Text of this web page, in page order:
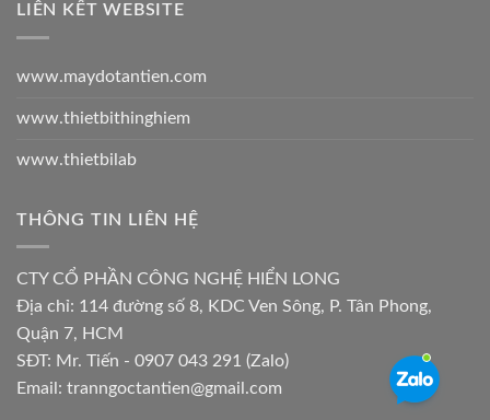
LIÊN KẾT WEBSITE
www.maydotantien.com
www.thietbithinghiem
www.thietbilab
THÔNG TIN LIÊN HỆ
CTY CỔ PHẦN CÔNG NGHỆ HIỂN LONG
Địa chỉ: 114 đường số 8, KDC Ven Sông, P. Tân Phong,
Quận 7, HCM
SĐT: Mr. Tiến - 0907 043 291 (Zalo)
Email: tranngoctantien@gmail.com